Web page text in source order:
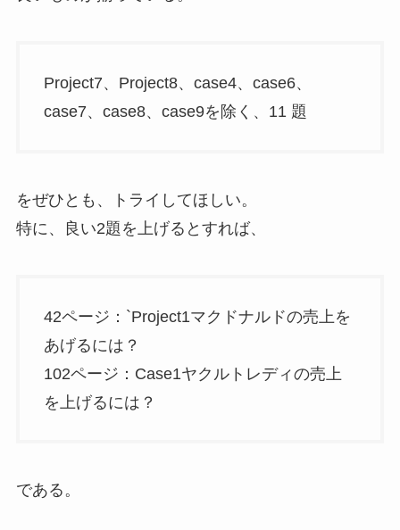
Project7、Project8、case4、case6、
case7、case8、case9を除く、11 題
をぜひとも、トライしてほしい。
特に、良い2題を上げるとすれば、
42ページ：`Project1マクドナルドの売上を
あげるには？
102ページ：Case1ヤクルトレディの売上
を上げるには？
である。